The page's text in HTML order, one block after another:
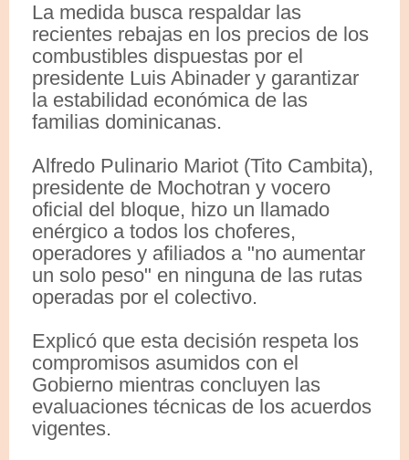
La medida busca respaldar las
recientes rebajas en los precios de los
combustibles dispuestas por el
presidente Luis Abinader y garantizar
la estabilidad económica de las
familias dominicanas.
Alfredo Pulinario Mariot (Tito Cambita),
presidente de Mochotran y vocero
oficial del bloque, hizo un llamado
enérgico a todos los choferes,
operadores y afiliados a "no aumentar
un solo peso" en ninguna de las rutas
operadas por el colectivo.
Explicó que esta decisión respeta los
compromisos asumidos con el
Gobierno mientras concluyen las
evaluaciones técnicas de los acuerdos
vigentes.